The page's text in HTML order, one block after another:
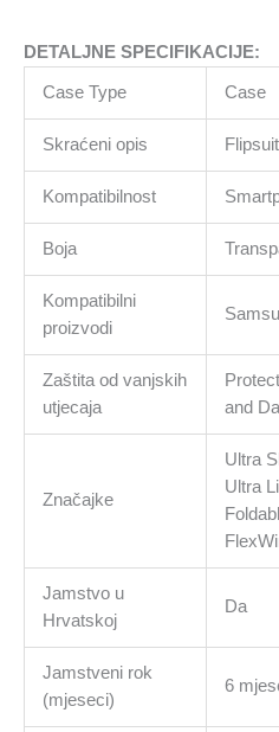
DETALJNE SPECIFIKACIJE:
Case Type Case
Skraćeni opis Flipsuit
Kompatibilnost
Boja
Kompatibilni
proizvodi
Zaštita od vanjskih
utjecaja
and
Značajke
Ultra
Ultra
Jamstvo u
Hrvatskoj
Da
Jamstveni rok
(mjeseci)
6